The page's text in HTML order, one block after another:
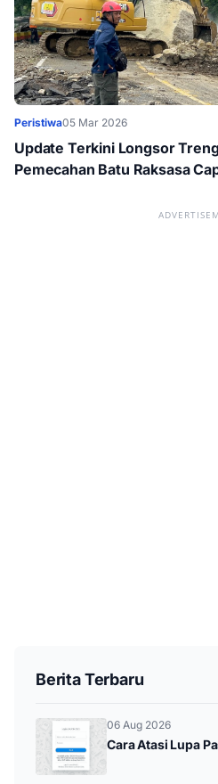
Peristiwa05 Mar 2026
Update Terkini Longsor
Pemecahan Batu Raksasa
Berita Terbaru
06 Aug 2026
Cara Atasi Lupa